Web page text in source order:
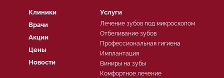
Клиники
Врачи
Акции
Цены
Новости
Услуги
Лечение зубов под микроскопом
Отбеливание зубов
Профессиональная гигиена
Имплантация
Виниры на зубы
Комфортное лечение